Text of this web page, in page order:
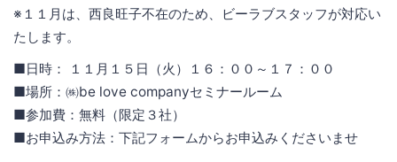
※１１月は、西良旺子不在のため、ビーラブスタッフが対応い
たします。
■日時： １１月１５日（火）１６：００～１７：００
■場所：㈱be love companyセミナールーム
■参加費：無料（限定３社）
■お申込み方法：下記フォームからお申込みくださいませ